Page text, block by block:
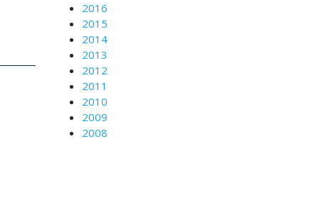
2016
2015
2014
2013
2012
2011
2010
2009
2008